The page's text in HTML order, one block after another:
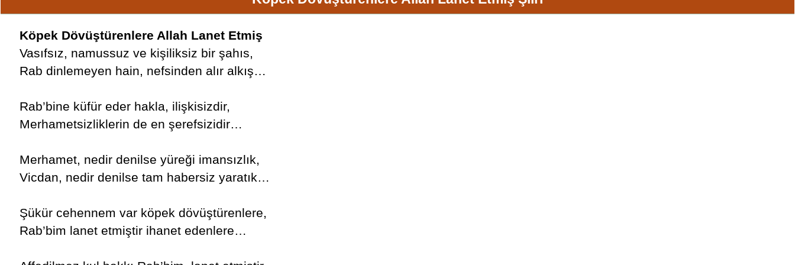
Köpek Dövüştürenlere Allah Lanet Etmiş
Vasıfsız, namussuz ve kişiliksiz bir şahıs,
Rab dinlemeyen hain, nefsinden alır alkış…
Rab’bine küfür eder hakla, ilişkisizdir,
Merhametsizliklerin de en şerefsizidir…
Merhamet, nedir denilse yüreği imansızlık,
Vicdan, nedir denilse tam habersiz yaratık…
Şükür cehennem var köpek dövüştürenlere,
Rab’bim lanet etmiştir ihanet edenlere…